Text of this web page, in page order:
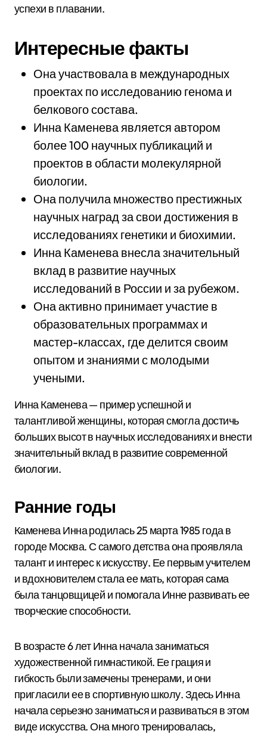
успехи в плавании.
Интересные факты
Она участвовала в международных
проектах по исследованию генома и
белкового состава.
Инна Каменева является автором
более 100 научных публикаций и
проектов в области молекулярной
биологии.
Она получила множество престижных
научных наград за свои достижения в
исследованиях генетики и биохимии.
Инна Каменева внесла значительный
вклад в развитие научных
исследований в России и за рубежом.
Она активно принимает участие в
образовательных программах и
мастер-классах, где делится своим
опытом и знаниями с молодыми
учеными.
Инна Каменева — пример успешной и
талантливой женщины, которая смогла достичь
больших высот в научных исследованиях и внести
значительный вклад в развитие современной
биологии.
Ранние годы
Каменева Инна родилась 25 марта 1985 года в
городе Москва. С самого детства она проявляла
талант и интерес к искусству. Ее первым учителем
и вдохновителем стала ее мать, которая сама
была танцовщицей и помогала Инне развивать ее
творческие способности.
В возрасте 6 лет Инна начала заниматься
художественной гимнастикой. Ее грация и
гибкость были замечены тренерами, и они
пригласили ее в спортивную школу. Здесь Инна
начала серьезно заниматься и развиваться в этом
виде искусства. Она много тренировалась,